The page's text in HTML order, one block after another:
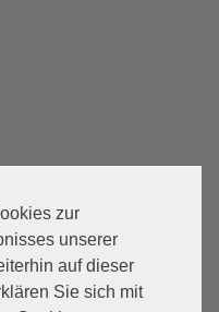
zur
unserer
auf dieser
Sie sich mit